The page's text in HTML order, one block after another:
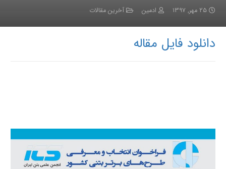
۲۵ مهر, ۱۳۹۷ ادمین آخرین مقالات
دانلود فایل مقاله